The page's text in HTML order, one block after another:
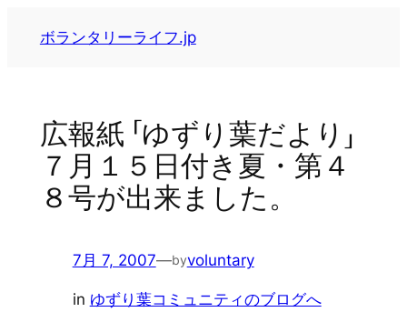
ボランタリーライフ.jp
広報紙 「ゆずり葉だより」
７月１５日付き夏・第４
８号が出来ました。
7月 7, 2007—byvoluntary
in ゆずり葉コミュニティのブログへ